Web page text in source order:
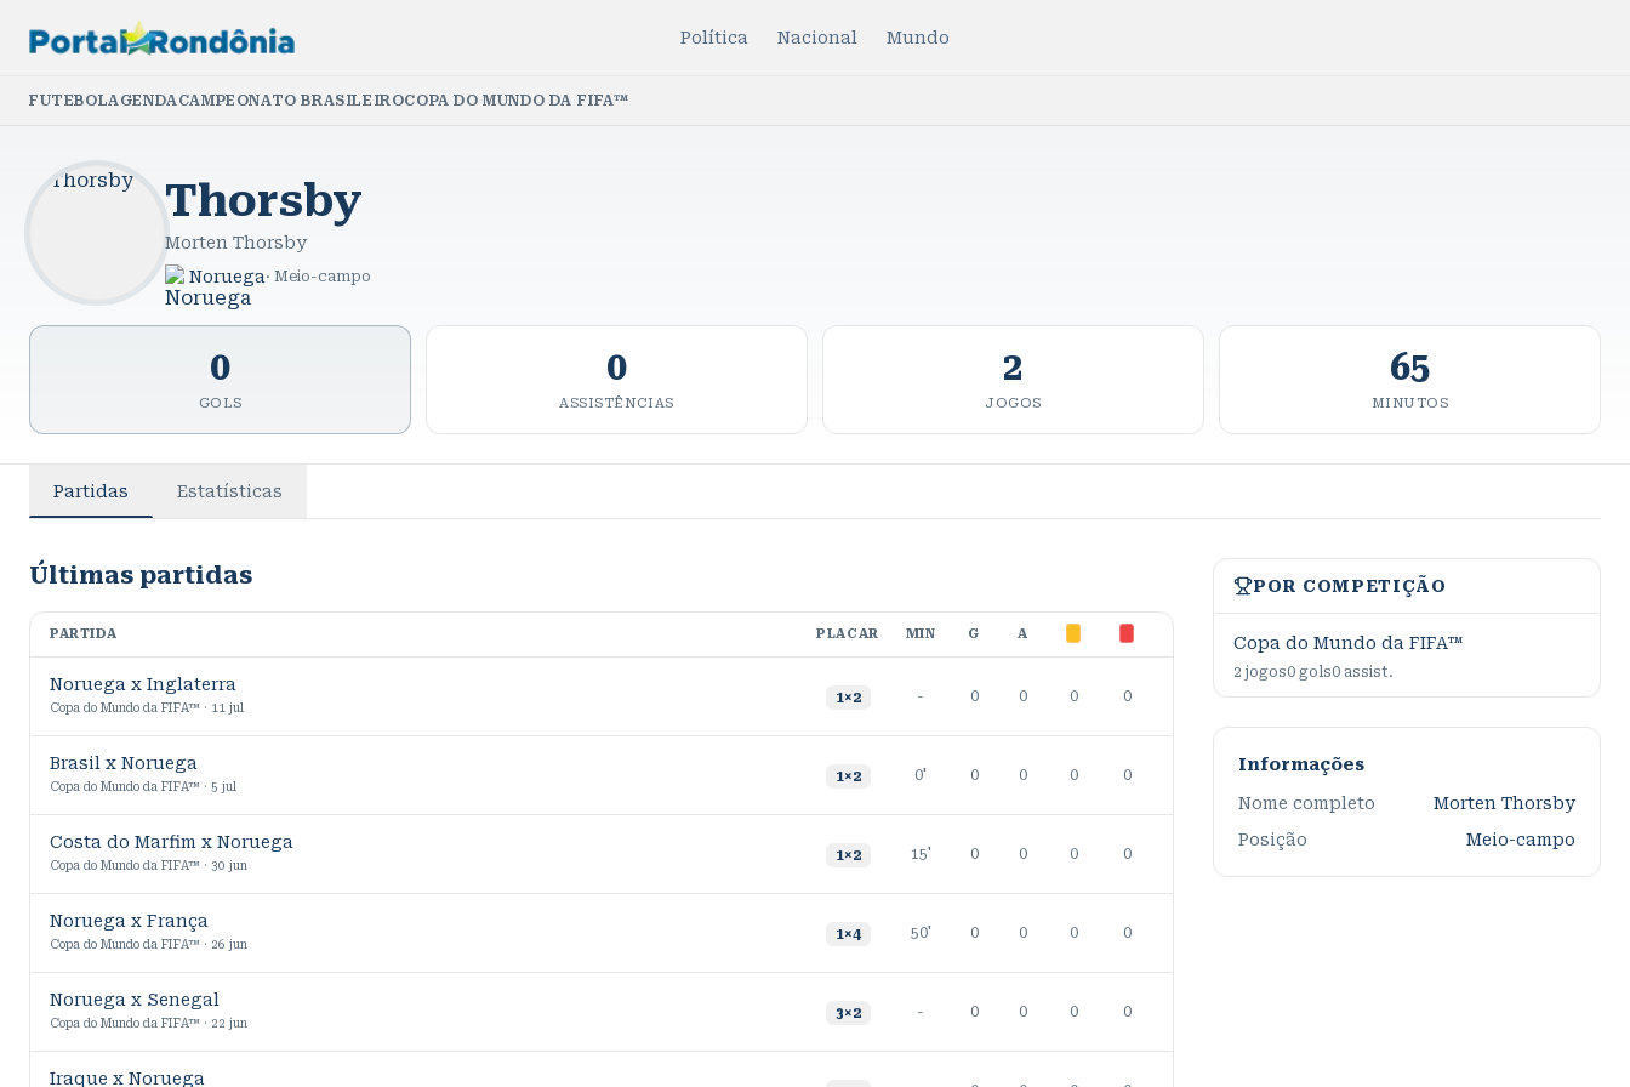
Política Nacional Mundo
FUTEBOLAGENDACAMPEONATO BRASILEIROCOPA DO MUNDO DA FIFA™
Thorsby
Morten Thorsby
Noruega · Meio-campo
0
GOLS
0
ASSISTÊNCIAS
2
JOGOS
65
MINUTOS
Partidas Estatísticas
Últimas partidas
PARTIDA PLACAR MIN G A
Noruega x Inglaterra
Copa do Mundo da FIFA™ · 11 jul
1×2 - 0 0 0 0
Brasil x Noruega
Copa do Mundo da FIFA™ · 5 jul
1×2 0' 0 0 0 0
Costa do Marfim x Noruega
Copa do Mundo da FIFA™ · 30 jun
1×2 15' 0 0 0 0
Noruega x França
Copa do Mundo da FIFA™ · 26 jun
1×4 50' 0 0 0 0
Noruega x Senegal
Copa do Mundo da FIFA™ · 22 jun
3×2 - 0 0 0 0
Iraque x Noruega
POR COMPETIÇÃO
Copa do Mundo da FIFA™
2 jogos0 gols0 assist.
Informações
Nome completo
Morten Thorsby
Posição
Meio-campo